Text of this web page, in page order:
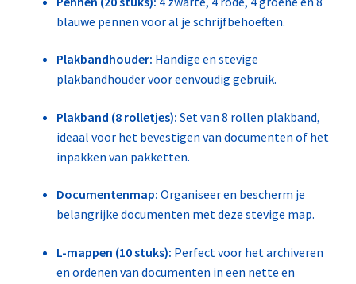
blauwe pennen voor al je schrijfbehoeften.
Plakbandhouder: Handige en stevige
plakbandhouder voor eenvoudig gebruik.
Plakband (8 rolletjes): Set van 8 rollen plakband,
ideaal voor het bevestigen van documenten of het
inpakken van pakketten.
Documentenmap: Organiseer en bescherm je
belangrijke documenten met deze stevige map.
L-mappen (10 stuks): Perfect voor het archiveren
en ordenen van documenten in een nette en